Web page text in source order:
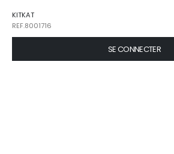
KITKAT
REF.8001716
SE CONNECTER